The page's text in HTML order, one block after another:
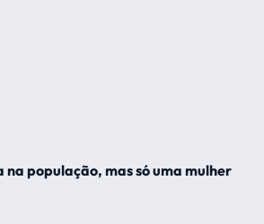
população, mas só uma mulher